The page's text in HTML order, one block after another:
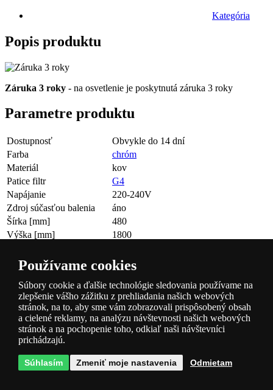
Kategória
Popis produktu
Záruka 3 roky - na osvetlenie je poskytnutá záruka 3 roky
Parametre produktu
Dostupnosť
Obvykle do 14 dní
Farba
chróm
Materiál
kov
Patice filtr
G4
Napájanie
220-240V
Zdroj súčasťou balenia
áno
Šírka [mm]
480
Výška [mm]
1800
Farba
chrom
Otázky k produktu
V diskusii zatiaľ nie sú žiadne príspevky, buďte prví!
Meno (nepovinné):
Otázka
Používame cookies
Súbory cookie a ďalšie technológie sledovania používame na
zlepšenie vášho zážitku z prehliadania našich webových
stránok, na to, aby sme vám zobrazovali prispôsobený obsah
a cielené reklamy, na analýzu návštevnosti našich webových
stránok a na pochopenie toho, odkiaľ naši návštevníci
prichádzajú.
Súhlasím Zmeniť moje nastavenia Odmietam